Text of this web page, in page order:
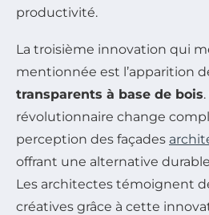
productivité.
La troisième innovation qui
mentionnée est l’apparition
transparents à base de bois
révolutionnaire change
perception des façades
offrant une alternative
Les architectes témoignent
créatives grâce à cette